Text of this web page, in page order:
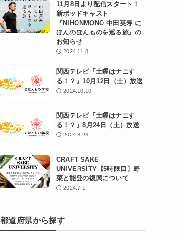
11月8日より配信スタート！
新ポッドキャスト
『NIHONMONO 中田英寿 に
ほんのほんものを巡る旅』の
お知らせ
2024.11.8
関西テレビ「土曜はナニす
る！？」10月12日（土）放送
2024.10.10
関西テレビ「土曜はナニす
る！？」8月24日（土）放送
2024.8.23
CRAFT SAKE
UNIVERSITY【5時限目】野
菜と能登の復興について
2024.7.1
都道府県から探す